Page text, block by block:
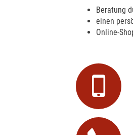
Beratung
einen
Online-